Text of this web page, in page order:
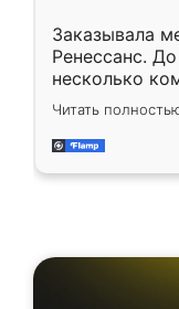
Заказывала
Ренессанс.
несколько
эту. Сначала
приехал
и снял
мебель
каких-либо
довольна,
Читать